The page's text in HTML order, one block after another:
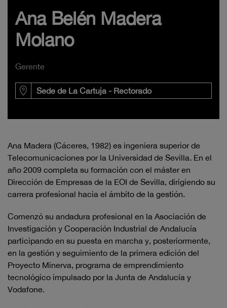
Ana Belén Madera
Molano
Gerente
Sede de La Cartuja - Rectorado
Ana Madera (Cáceres, 1982) es ingeniera superior de
Telecomunicaciones por la Universidad de Sevilla. En el
año 2009 completa su formación con el máster en
Dirección de Empresas de la EOI de Sevilla, dirigiendo su
carrera profesional hacia el ámbito de la gestión.
Comenzó su andadura profesional en la Asociación de
Investigación y Cooperación Industrial de Andalucía
participando en su puesta en marcha y, posteriormente,
en la gestión y seguimiento de la primera edición del
Proyecto Minerva, programa de emprendimiento
tecnológico impulsado por la Junta de Andalucía y
Vodafone.